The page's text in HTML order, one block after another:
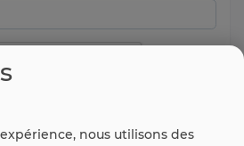
nous utilisons des